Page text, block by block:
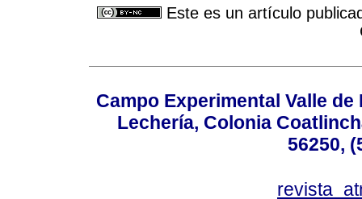
Este es un artículo
Campo Experimental Valle
Lechería, Colonia
56250,